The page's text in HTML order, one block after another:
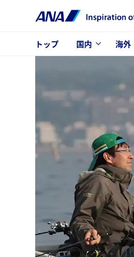
トップ 国内 海外